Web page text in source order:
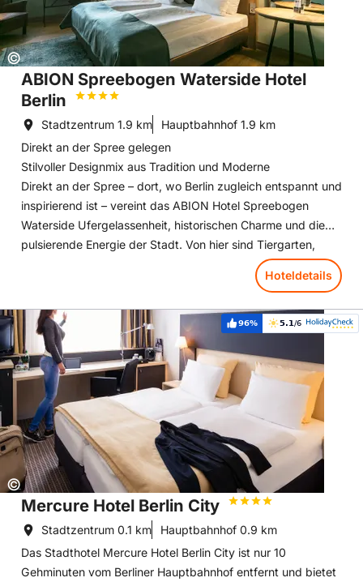
Copyright:
©
ABION Spreebogen Waterside Hotel
Berlin
Stadtzentrum 1.9 km Hauptbahnhof 1.9 km
Direkt an der Spree gelegen
Stilvoller Designmix aus Tradition und Moderne
Direkt an der Spree – dort, wo Berlin zugleich entspannt und
inspirierend ist – vereint das ABION Hotel Spreebogen
Waterside Ufergelassenheit, historischen Charme und die
pulsierende Energie der Stadt. Von hier sind Tiergarten,
Regierungsviertel und kreative Kieze nur einen kurzen
Spaziergang entfernt, während das Hotel die Ruhe und
Für Meetings, Konferenzen und besondere Anlässe steht ein
starkes Setup bereit: Das ABION Hotel, die ABION Villa und
die BOLLE Festsäle beherbergen Events mit bis zu 750
Gästen und sind Teil einer Gesamtfläche von 6.500 m².
Moderne Technik, flexible Raumkonzepte und ein
erfahrenes Team sorgen für nahtlose Abläufe – von
Produktpräsentationen bis zu Galaabenden.
Hoteldetails
Copyright:
©
Weiterempfehlung:
96% Bewertung:
5.1/6
Mercure Hotel Berlin City
Stadtzentrum 0.1 km Hauptbahnhof 0.9 km
Das Stadthotel Mercure Hotel Berlin City ist nur 10
Gehminuten vom Berliner Hauptbahnhof entfernt und bietet
Hoteldetails: Mercure Hotel Berlin City